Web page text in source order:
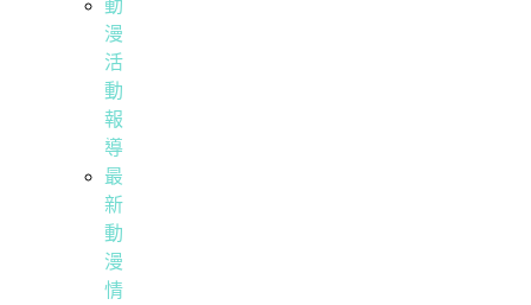
動
漫
活
動
報
導
最
新
動
漫
情